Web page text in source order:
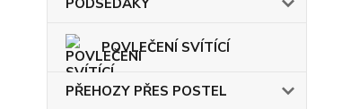
PODSEDÁKY
POVLEČENÍ SVÍTÍCÍ
PŘEHOZY PŘES POSTEL